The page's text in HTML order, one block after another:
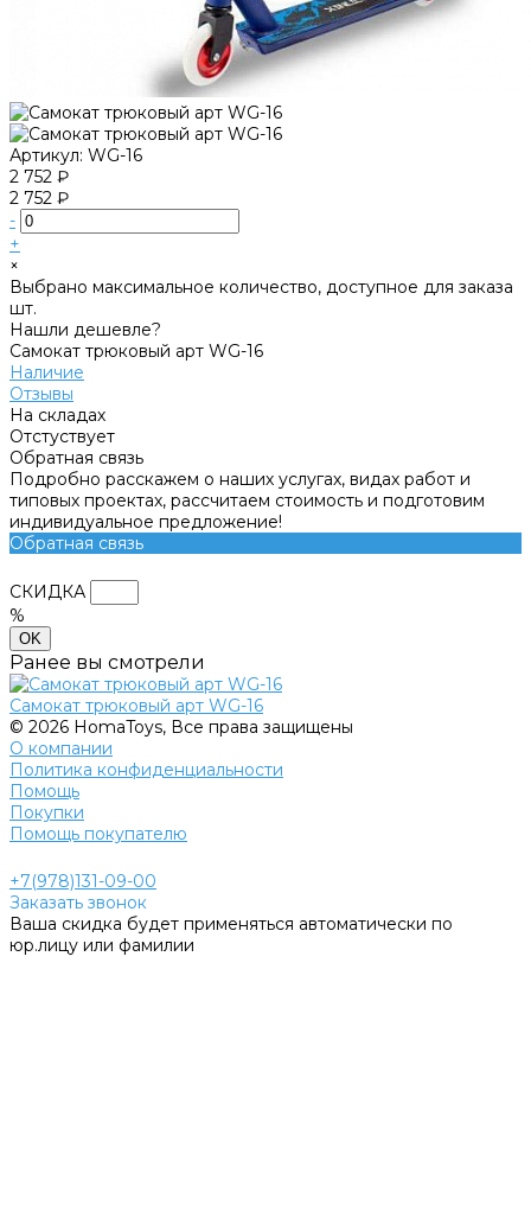
Артикул: WG-16
2 752 ₽
2 752 ₽
-
+
×
Выбрано максимальное количество, доступное для заказа
шт.
Нашли дешевле?
Самокат трюковый арт WG-16
Наличие
Отзывы
На складах
Отстуствует
Обратная связь
Подробно расскажем о наших услугах, видах работ и
типовых проектах, рассчитаем стоимость и подготовим
индивидуальное предложение!
Обратная связь
СКИДКА
%
OK
Ранее вы смотрели
Самокат трюковый арт WG-16
© 2026 HomaToys, Все права защищены
О компании
Политика конфиденциальности
Помощь
Покупки
Помощь покупателю
+7(978)131-09-00
Заказать звонок
Ваша скидка будет применяться автоматически по
юр.лицу или фамилии